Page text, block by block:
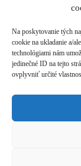
Na poskytovanie tých
cookie na ukladanie a/
technológiami nám
jedinečné ID na tejto
ovplyvniť určité